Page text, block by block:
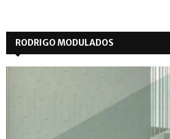
RODRIGO MODULADOS